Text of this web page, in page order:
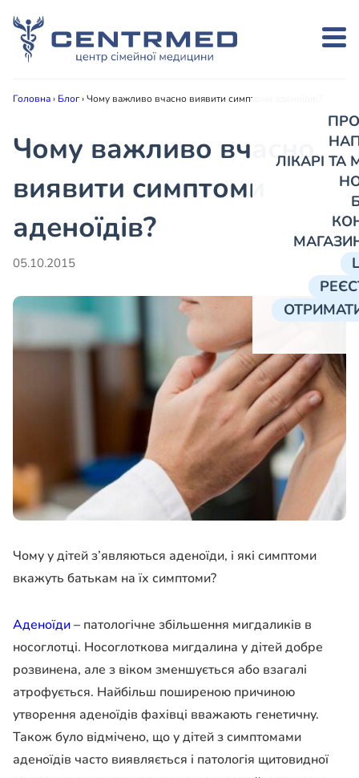
ЛІКАРІ
Головна› Блог›Чому важливо вчасно виявити симптоми аденоїдів?
Чому важливо вчасно
виявити симптоми
аденоїдів?
05.10.2015
Чому у дітей з’являються аденоїди, і які симптоми
вкажуть батькам на їх симптоми?
Аденоїди – патологічне збільшення мигдаликів в
носоглотці. Носоглоткова мигдалина у дітей добре
розвинена, але з віком зменшується або взагалі
атрофується. Найбільш поширеною причиною
утворення аденоїдів фахівці вважають генетичну.
Також було відмічено, що у дітей з симптомами
аденоїдів часто виявляється і патологія щитовидної